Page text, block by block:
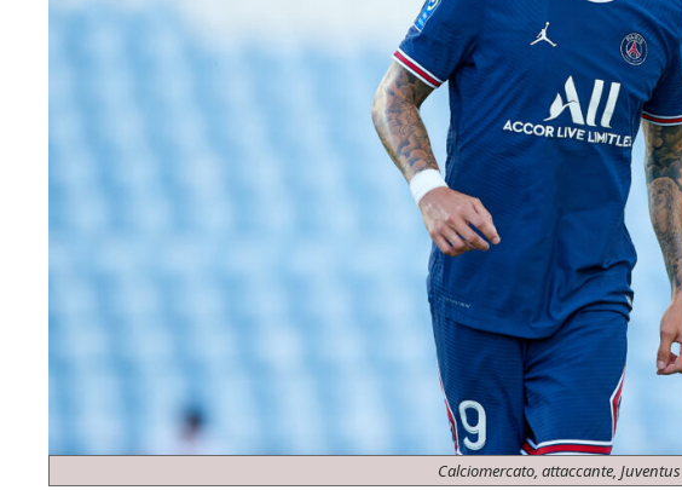
Calciomercato, attaccante, Juventus